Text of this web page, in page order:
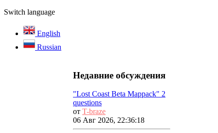
Switch language
English
Russian
Недавние обсуждения
"Lost Coast Beta Mappack" 2
questions
от T-braze
06 Авг 2026, 22:36:18